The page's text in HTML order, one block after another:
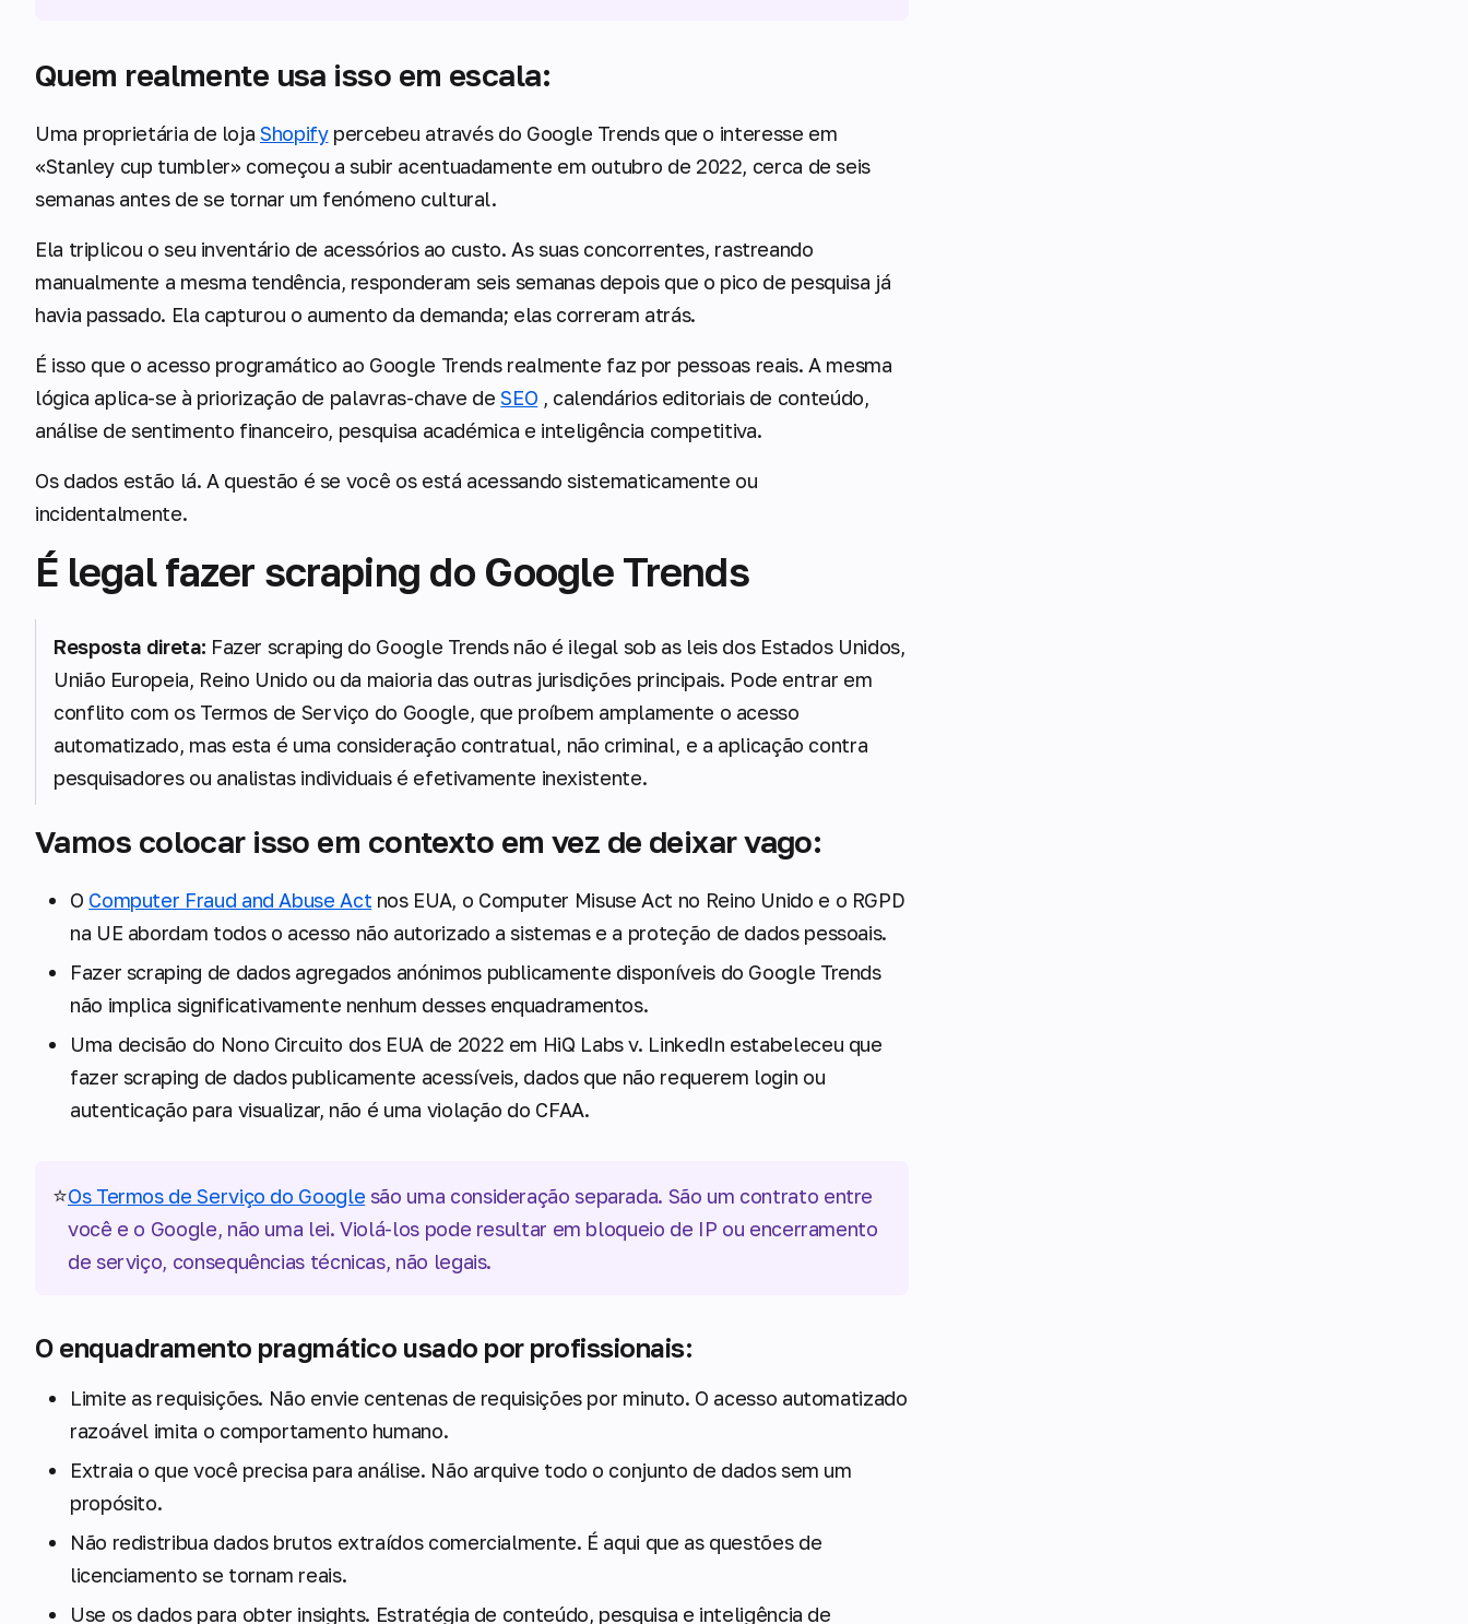
Quem realmente usa isso em escala:
Uma proprietária de loja Shopifypercebeu através do Google Trends que o interesse em
«Stanley cup tumbler» começou a subir acentuadamente em outubro de 2022, cerca de seis
semanas antes de se tornar um fenómeno cultural.
Ela triplicou o seu inventário de acessórios ao custo. As suas concorrentes, rastreando
manualmente a mesma tendência, responderam seis semanas depois que o pico de pesquisa já
havia passado. Ela capturou o aumento da demanda; elas correram atrás.
É isso que o acesso programático ao Google Trends realmente faz por pessoas reais. A mesma
lógica aplica-se à priorização de palavras-chave deSEO , calendários editoriais de conteúdo,
análise de sentimento financeiro, pesquisa académica e inteligência competitiva.
Os dados estão lá. A questão é se você os está acessando sistematicamente ou
incidentalmente.
É legal fazer scraping do Google Trends
Resposta direta: Fazer scraping do Google Trends não é ilegal sob as leis dos Estados Unidos,
União Europeia, Reino Unido ou da maioria das outras jurisdições principais. Pode entrar em
conflito com os Termos de Serviço do Google, que proíbem amplamente o acesso
automatizado, mas esta é uma consideração contratual, não criminal, e a aplicação contra
pesquisadores ou analistas individuais é efetivamente inexistente.
Vamos colocar isso em contexto em vez de deixar vago:
O Computer Fraud and Abuse Act nos EUA, o Computer Misuse Act no Reino Unido e o RGPD
na UE abordam todos o acesso não autorizado a sistemas e a proteção de dados pessoais.
Fazer scraping de dados agregados anónimos publicamente disponíveis do Google Trends
não implica significativamente nenhum desses enquadramentos.
Uma decisão do Nono Circuito dos EUA de 2022 em HiQ Labs v. LinkedIn estabeleceu que
fazer scraping de dados publicamente acessíveis, dados que não requerem login ou
autenticação para visualizar, não é uma violação do CFAA.
⭐Os Termos de Serviço do Google são uma consideração separada. São um contrato entre
você e o Google, não uma lei. Violá-los pode resultar em bloqueio de IP ou encerramento
de serviço, consequências técnicas, não legais.
O enquadramento pragmático usado por profissionais:
Limite as requisições. Não envie centenas de requisições por minuto. O acesso automatizado
razoável imita o comportamento humano.
Extraia o que você precisa para análise. Não arquive todo o conjunto de dados sem um
propósito.
Não redistribua dados brutos extraídos comercialmente. É aqui que as questões de
licenciamento se tornam reais.
Use os dados para obter insights. Estratégia de conteúdo, pesquisa e inteligência de